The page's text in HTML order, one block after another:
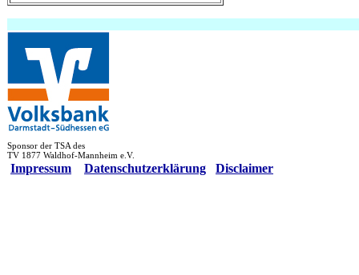
Sponsor der TSA des
TV 1877 Waldhof-Mannheim e.V.
Impressum Datenschutzerklärung Disclaimer